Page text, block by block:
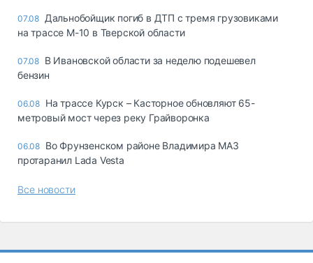
07.08 Дальнобойщик погиб в ДТП с тремя грузовиками
на трассе М-10 в Тверской области
07.08 В Ивановской области за неделю подешевел
бензин
06.08 На трассе Курск – Касторное обновляют 65-
метровый мост через реку Грайворонка
06.08 Во Фрунзенском районе Владимира МАЗ
протаранил Lada Vesta
Все новости